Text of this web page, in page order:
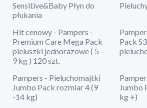
Sensitive&Baby Płyn do
płukania
Hit cenowy - Pampers -
Premium Care Mega Pack
pieluszki jednorazowe ( 5 -
9 kg ) 120 szt.
Pack
Pampers - Pieluchomajtki
Jumbo Pack rozmiar 4 (9
-14 kg)
Jumbo
kg +)